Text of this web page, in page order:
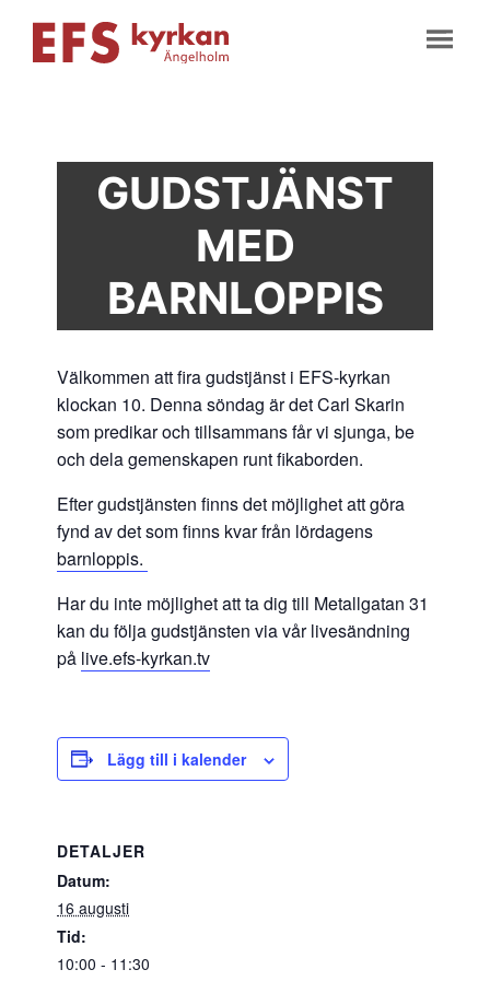
GUDSTJÄNST
MED
BARNLOPPIS
Välkommen att fira gudstjänst i EFS-kyrkan
klockan 10. Denna söndag är det Carl Skarin
som predikar och tillsammans får vi sjunga, be
och dela gemenskapen runt fikaborden.
Efter gudstjänsten finns det möjlighet att göra
fynd av det som finns kvar från lördagens
barnloppis.
Har du inte möjlighet att ta dig till Metallgatan 31
kan du följa gudstjänsten via vår livesändning
på live.efs-kyrkan.tv
Lägg till i kalender
DETALJER
Datum:
16 augusti
Tid:
10:00 - 11:30